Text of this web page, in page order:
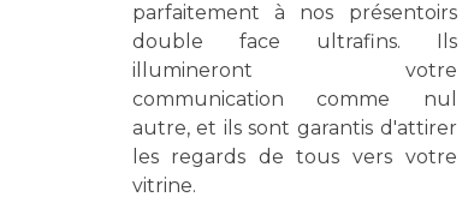
parfaitement à nos présentoirs
double face ultrafins. Ils
illumineront votre
communication comme nul
autre, et ils sont garantis d'attirer
les regards de tous vers votre
vitrine.